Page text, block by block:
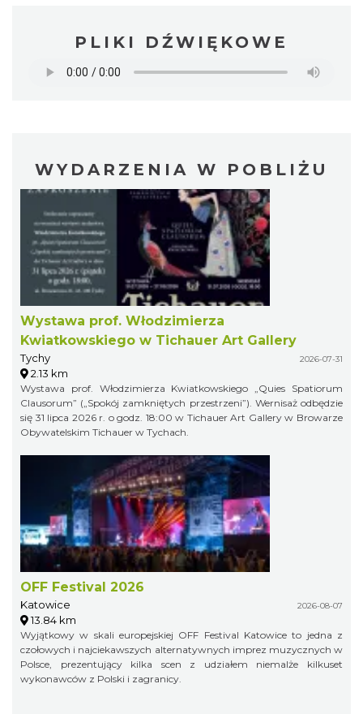
PLIKI DŹWIĘKOWE
WYDARZENIA W POBLIŻU
Wystawa prof. Włodzimierza
Kwiatkowskiego w Tichauer Art Gallery
Tychy 2026-07-31
2.13 km
Wystawa prof. Włodzimierza Kwiatkowskiego „Quies Spatiorum
Clausorum” („Spokój zamkniętych przestrzeni”). Wernisaż odbędzie
się 31 lipca 2026 r. o godz. 18:00 w Tichauer Art Gallery w Browarze
Obywatelskim Tichauer w Tychach.
OFF Festival 2026
Katowice 2026-08-07
13.84 km
Wyjątkowy w skali europejskiej OFF Festival Katowice to jedna z
czołowych i najciekawszych alternatywnych imprez muzycznych w
Polsce, prezentujący kilka scen z udziałem niemalże kilkuset
wykonawców z Polski i zagranicy.